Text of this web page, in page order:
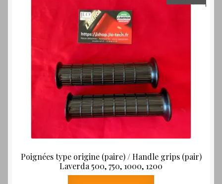
Poignées type origine (paire) / Handle grips (pair)
Laverda 500, 750, 1000, 1200